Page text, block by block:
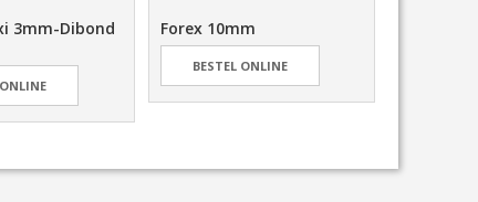
3mm-Dibond
Forex 10mm
BESTEL ONLINE